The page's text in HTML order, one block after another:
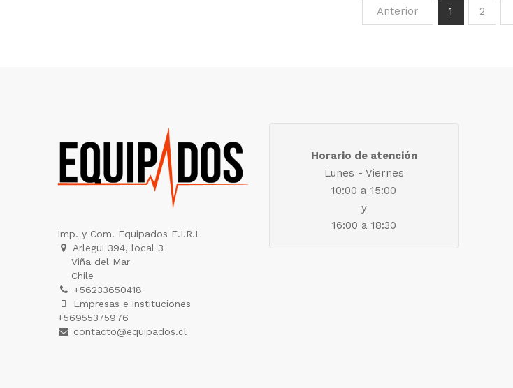
Anterior 1 2
Imp. y Com. Equipados E.I.R.L
Arlegui 394, local 3
Viña del Mar
Chile
+56233650418
Empresas e instituciones
+56955375976
contacto@equipados.cl
Horario de atención
Lunes - Viernes
10:00 a 15:00
y
16:00 a 18:30